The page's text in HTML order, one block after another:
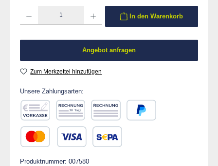
In den Warenkorb
Angebot anfragen
Zum Merkzettel hinzufügen
Unsere Zahlungsarten:
Vorkasse Rechnung 30 Tage
Rechnung
Produktnummer: 007580